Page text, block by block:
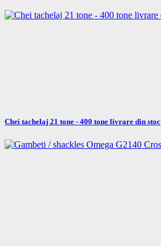
Chei tachelaj 21 tone - 400 tone livrare din stoc